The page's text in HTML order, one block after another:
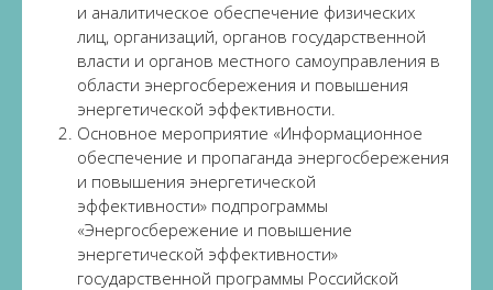
и аналитическое обеспечение физических
лиц, организаций, органов государственной
власти и органов местного самоуправления в
области энергосбережения и повышения
энергетической эффективности.
Основное мероприятие «Информационное
обеспечение и пропаганда энергосбережения
и повышения энергетической
эффективности» подпрограммы
«Энергосбережение и повышение
энергетической эффективности»
государственной программы Российской